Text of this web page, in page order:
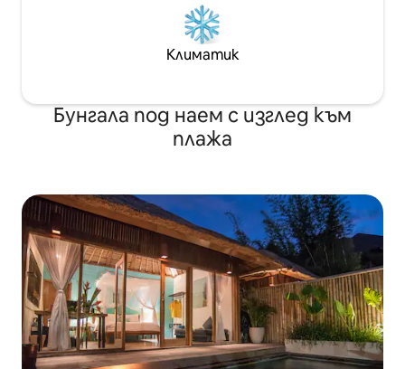
Климатик
Бунгала под наем с изглед към
плажа